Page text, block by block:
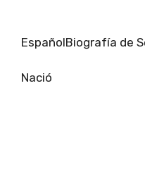
EspañolBiografía de
Nació